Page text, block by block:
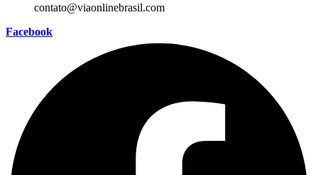
contato@viaonlinebrasil.com
Facebook